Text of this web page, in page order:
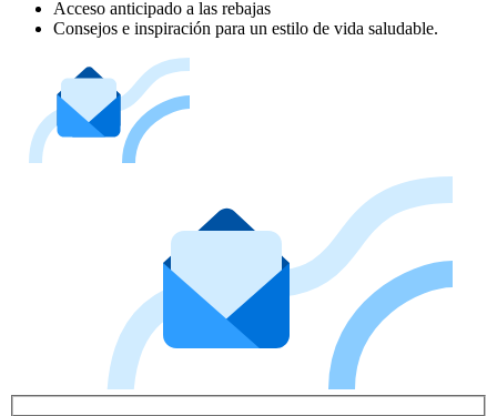
Acceso anticipado a las rebajas
Consejos e inspiración para un estilo de vida saludable.